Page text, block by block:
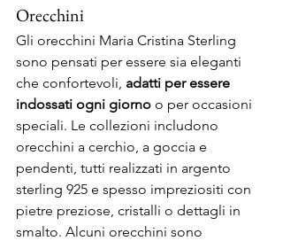
Orecchini
Gli orecchini Maria Cristina Sterling
sono pensati per essere sia eleganti
che confortevoli, adatti per essere
indossati ogni giorno o per occasioni
speciali. Le collezioni includono
orecchini a cerchio, a goccia e
pendenti, tutti realizzati in argento
sterling 925 e spesso impreziositi con
pietre preziose, cristalli o dettagli in
smalto. Alcuni orecchini sono